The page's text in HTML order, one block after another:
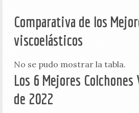
Comparativa de los
viscoelásticos
No se pudo mostrar la tabla.
Los 6 Mejores
de 2022